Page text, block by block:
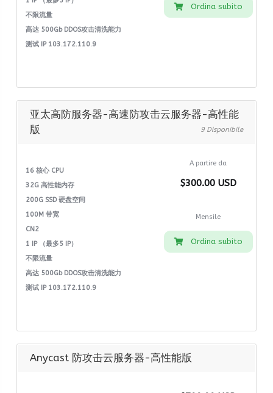
不限流量
高达 500Gb DDOS攻击清洗能力
测试 IP 103.172.110.9
Ordina subito
亚太高防服务器-高速防攻击云服务器-高性能
版
9 Disponibile
16 核心 CPU
32G 高性能内存
200G SSD 硬盘空间
100M 带宽
CN2
1 IP （最多5 IP）
不限流量
高达 500Gb DDOS攻击清洗能力
测试 IP 103.172.110.9
A partire da
$300.00 USD
Mensile
Ordina subito
Anycast 防攻击云服务器-高性能版